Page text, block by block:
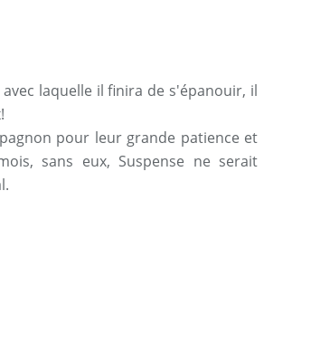
laquelle il finira de s'épanouir, il
pour leur grande patience et
sans eux, Suspense ne serait